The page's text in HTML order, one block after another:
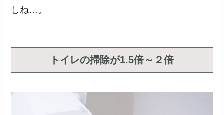
しね…。
トイレの掃除が1.5倍～２倍